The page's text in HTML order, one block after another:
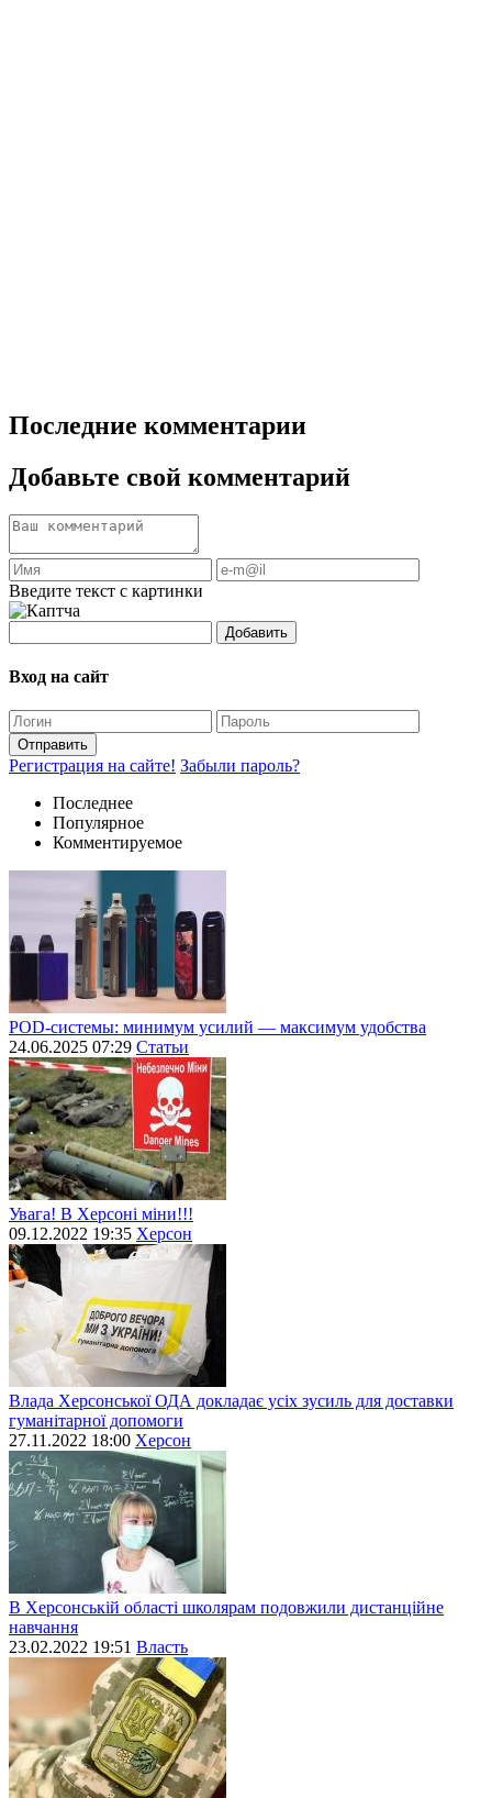
Последние комментарии
Добавьте свой комментарий
Введите текст с картинки
Добавить
Вход на сайт
Отправить
Регистрация на сайте! Забыли пароль?
Последнее
Популярное
Комментируемое
POD-системы: минимум усилий — максимум удобства
24.06.2025 07:29 Статьи
Увага! В Херсоні міни!!!
09.12.2022 19:35 Херсон
Влада Херсонської ОДА докладає усіх зусиль для доставки
гуманітарної допомоги
27.11.2022 18:00 Херсон
В Херсонській області школярам подовжили дистанційне
навчання
23.02.2022 19:51 Власть